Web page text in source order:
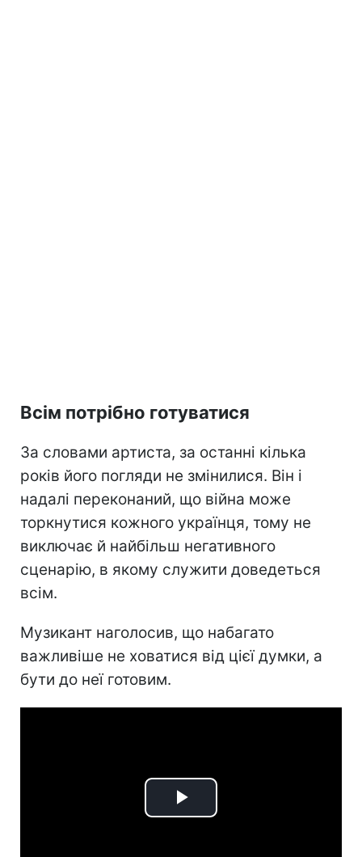
Всім потрібно готуватися
За словами артиста, за останні кілька
років його погляди не змінилися. Він і
надалі переконаний, що війна може
торкнутися кожного українця, тому не
виключає й найбільш негативного
сценарію, в якому служити доведеться
всім.
Музикант наголосив, що набагато
важливіше не ховатися від цієї думки, а
бути до неї готовим.
Play